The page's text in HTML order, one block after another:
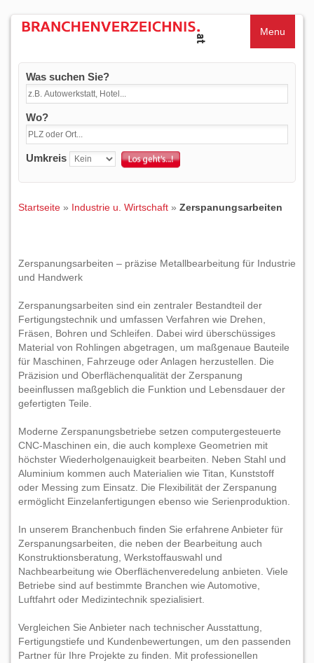
Menu
Was suchen Sie?
Wo?
Umkreis
Startseite » Industrie u. Wirtschaft » Zerspanungsarbeiten
Zerspanungsarbeiten – präzise Metallbearbeitung für Industrie
und Handwerk
Zerspanungsarbeiten sind ein zentraler Bestandteil der
Fertigungstechnik und umfassen Verfahren wie Drehen,
Fräsen, Bohren und Schleifen. Dabei wird überschüssiges
Material von Rohlingen abgetragen, um maßgenaue Bauteile
für Maschinen, Fahrzeuge oder Anlagen herzustellen. Die
Präzision und Oberflächenqualität der Zerspanung
beeinflussen maßgeblich die Funktion und Lebensdauer der
gefertigten Teile.
Moderne Zerspanungsbetriebe setzen computergesteuerte
CNC-Maschinen ein, die auch komplexe Geometrien mit
höchster Wiederholgenauigkeit bearbeiten. Neben Stahl und
Aluminium kommen auch Materialien wie Titan, Kunststoff
oder Messing zum Einsatz. Die Flexibilität der Zerspanung
ermöglicht Einzelanfertigungen ebenso wie Serienproduktion.
In unserem Branchenbuch finden Sie erfahrene Anbieter für
Zerspanungsarbeiten, die neben der Bearbeitung auch
Konstruktionsberatung, Werkstoffauswahl und
Nachbearbeitung wie Oberflächenveredelung anbieten. Viele
Betriebe sind auf bestimmte Branchen wie Automotive,
Luftfahrt oder Medizintechnik spezialisiert.
Vergleichen Sie Anbieter nach technischer Ausstattung,
Fertigungstiefe und Kundenbewertungen, um den passenden
Partner für Ihre Projekte zu finden. Mit professionellen